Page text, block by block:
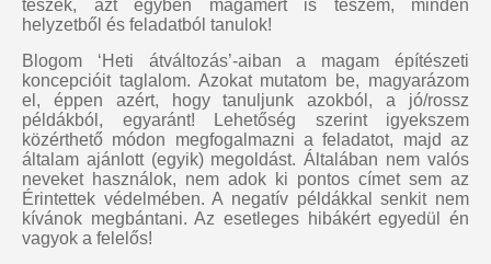
teszek, azt egyben magamért is teszem, minden
helyzetből és feladatból tanulok!
Blogom ‘Heti átváltozás’-aiban a magam építészeti
koncepcióit taglalom. Azokat mutatom be, magyarázom
el, éppen azért, hogy tanuljunk azokból, a jó/rossz
példákból, egyaránt! Lehetőség szerint igyekszem
közérthető módon megfogalmazni a feladatot, majd az
általam ajánlott (egyik) megoldást. Általában nem valós
neveket használok, nem adok ki pontos címet sem az
Érintettek védelmében. A negatív példákkal senkit nem
kívánok megbántani. Az esetleges hibákért egyedül én
vagyok a felelős!